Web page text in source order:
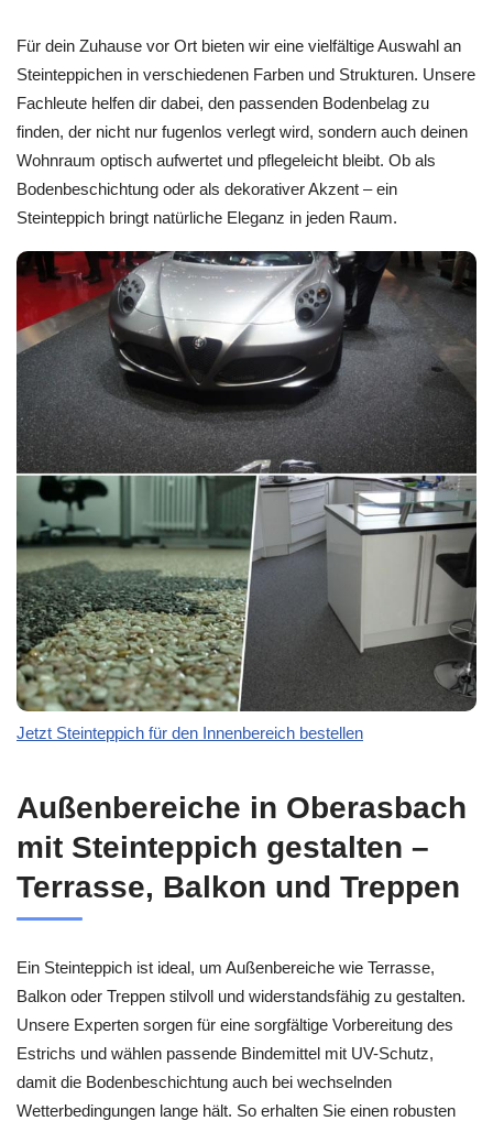
Für dein Zuhause vor Ort bieten wir eine vielfältige Auswahl an
Steinteppichen in verschiedenen Farben und Strukturen. Unsere
Fachleute helfen dir dabei, den passenden Bodenbelag zu
finden, der nicht nur fugenlos verlegt wird, sondern auch deinen
Wohnraum optisch aufwertet und pflegeleicht bleibt. Ob als
Bodenbeschichtung oder als dekorativer Akzent – ein
Steinteppich bringt natürliche Eleganz in jeden Raum.
Jetzt Steinteppich für den Innenbereich bestellen
Außenbereiche in Oberasbach
mit Steinteppich gestalten –
Terrasse, Balkon und Treppen
Ein Steinteppich ist ideal, um Außenbereiche wie Terrasse,
Balkon oder Treppen stilvoll und widerstandsfähig zu gestalten.
Unsere Experten sorgen für eine sorgfältige Vorbereitung des
Estrichs und wählen passende Bindemittel mit UV-Schutz,
damit die Bodenbeschichtung auch bei wechselnden
Wetterbedingungen lange hält. So erhalten Sie einen robusten